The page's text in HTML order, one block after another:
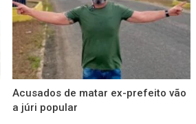
Acusados de matar ex-prefeito vão
a júri popular